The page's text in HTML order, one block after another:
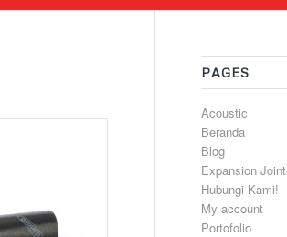
PAGES
Acoustic
Beranda
Blog
Expansion Joint
Hubungi Kami!
My account
Portofolio